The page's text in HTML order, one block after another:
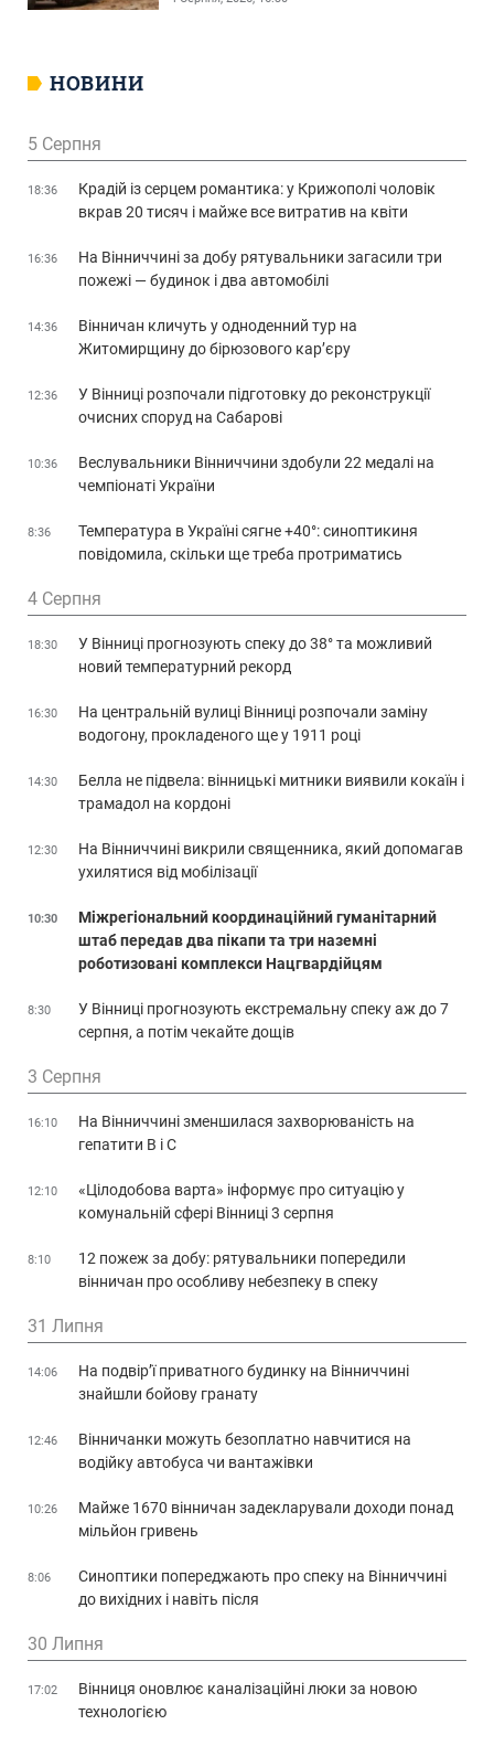
НОВИНИ
5 Серпня
18:36
Крадій із серцем романтика: у Крижополі чоловік
вкрав 20 тисяч і майже все витратив на квіти
16:36
На Вінниччині за добу рятувальники загасили три
пожежі — будинок і два автомобілі
14:36
Вінничан кличуть у одноденний тур на
Житомирщину до бірюзового кар’єру
12:36
У Вінниці розпочали підготовку до реконструкції
очисних споруд на Сабарові
10:36
Веслувальники Вінниччини здобули 22 медалі на
чемпіонаті України
8:36
Температура в Україні сягне +40°: синоптикиня
повідомила, скільки ще треба протриматись
4 Серпня
18:30
У Вінниці прогнозують спеку до 38° та можливий
новий температурний рекорд
16:30
На центральній вулиці Вінниці розпочали заміну
водогону, прокладеного ще у 1911 році
14:30
Белла не підвела: вінницькі митники виявили кокаїн і
трамадол на кордоні
12:30
На Вінниччині викрили священника, який допомагав
ухилятися від мобілізації
10:30
Міжрегіональний координаційний гуманітарний
штаб передав два пікапи та три наземні
роботизовані комплекси Нацгвардійцям
8:30
У Вінниці прогнозують екстремальну спеку аж до 7
серпня, а потім чекайте дощів
3 Серпня
16:10
На Вінниччині зменшилася захворюваність на
гепатити В і С
12:10
«Цілодобова варта» інформує про ситуацію у
комунальній сфері Вінниці 3 серпня
8:10
12 пожеж за добу: рятувальники попередили
вінничан про особливу небезпеку в спеку
31 Липня
14:06
На подвір’ї приватного будинку на Вінниччині
знайшли бойову гранату
12:46
Вінничанки можуть безоплатно навчитися на
водійку автобуса чи вантажівки
10:26
Майже 1670 вінничан задекларували доходи понад
мільйон гривень
8:06
Синоптики попереджають про спеку на Вінниччині
до вихідних і навіть після
30 Липня
17:02
Вінниця оновлює каналізаційні люки за новою
технологією